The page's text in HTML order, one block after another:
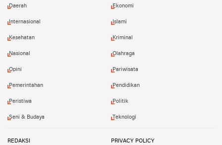
Daerah Ekonomi
Internasional Islami
Kesehatan Kriminal
Nasional Olahraga
Opini Pariwisata
Pemerintahan Pendidikan
Peristiwa Politik
Seni & Budaya Teknologi
REDAKSI PRIVACY POLICY